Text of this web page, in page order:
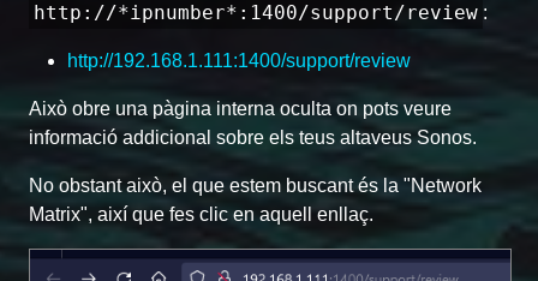
http://*ipnumber*:1400/support/review :
http://192.168.1.111:1400/support/review
Això obre una pàgina interna oculta on pots veure
informació addicional sobre els teus altaveus Sonos.
No obstant això, el que estem buscant és la "Network
Matrix", així que fes clic en aquell enllaç.